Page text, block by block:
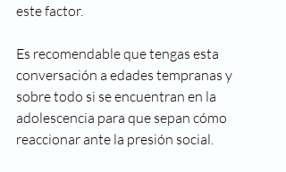
este factor.
Es recomendable que tengas esta
conversación a edades tempranas y
sobre todo si se encuentran en la
adolescencia para que sepan cómo
reaccionar ante la presión social.